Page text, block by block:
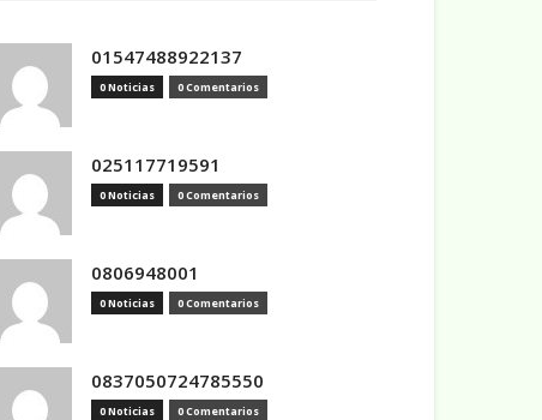
01547488922137
0 Noticias 0 Comentarios
025117719591
0 Noticias 0 Comentarios
0806948001
0 Noticias 0 Comentarios
0837050724785550
0 Noticias 0 Comentarios